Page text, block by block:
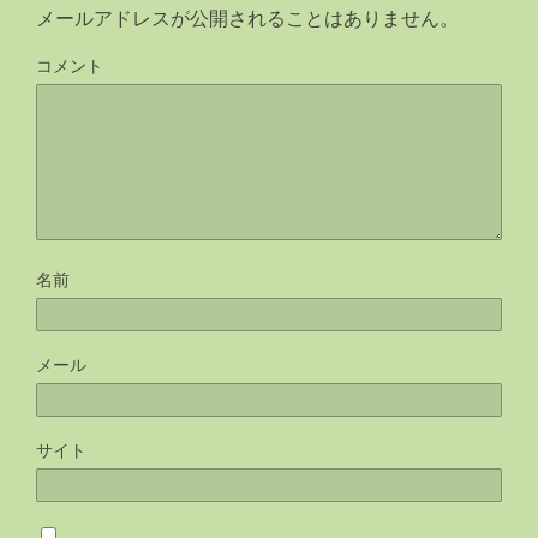
k
メールアドレスが公開されることはありません。
コメント
名前
メール
サイト